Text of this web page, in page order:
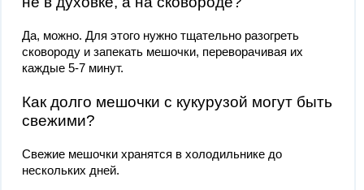
Да, можно. Для этого нужно тщательно разогреть
сковороду и запекать мешочки, переворачивая их
каждые 5-7 минут.
Как долго мешочки с кукурузой могут быть
свежими?
Свежие мешочки хранятся в холодильнике до
нескольких дней.